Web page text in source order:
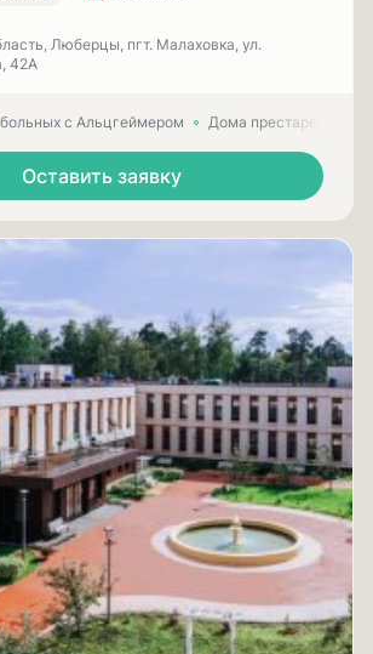
Люберцы, пгт. Малаховка, ул.
42А
с Альцгеймером Дома престарелых
Оставить заявку